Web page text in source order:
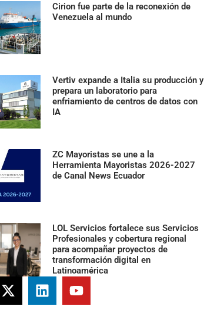
Cirion fue parte de la reconexión de
Venezuela al mundo
Vertiv expande a Italia su producción y
prepara un laboratorio para
enfriamiento de centros de datos con
IA
ZC Mayoristas se une a la
Herramienta Mayoristas 2026-2027
de Canal News Ecuador
LOL Servicios fortalece sus Servicios
Profesionales y cobertura regional
para acompañar proyectos de
transformación digital en
Latinoamérica